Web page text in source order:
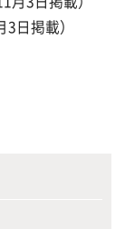
日掲載）